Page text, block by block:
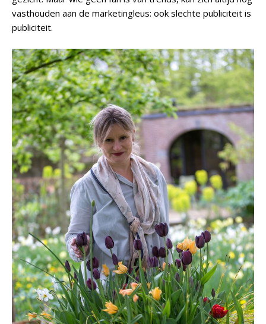
vasthouden aan de marketingleus: ook slechte publiciteit is
publiciteit.